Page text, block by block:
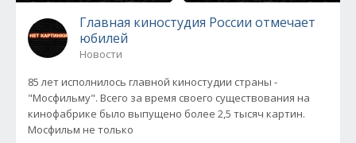
Главная киностудия России отмечает
юбилей
Новости
85 лет исполнилось главной киностудии страны -
"Мосфильму". Всего за время своего существования на
кинофабрике было выпущено более 2,5 тысяч картин.
Мосфильм не только